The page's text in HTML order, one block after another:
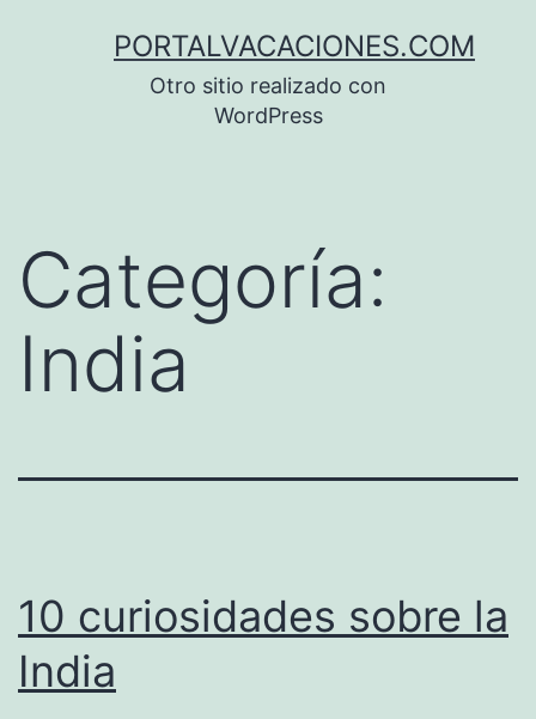
PORTALVACACIONES.COM
Otro sitio realizado con
WordPress
Categoría:
India
10 curiosidades sobre la
India